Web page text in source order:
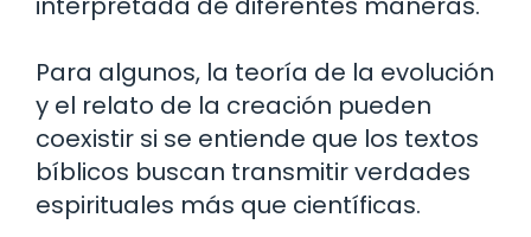
Para algunos, la teoría de la evolución
y el relato de la creación pueden
coexistir si se entiende que los textos
bíblicos buscan transmitir verdades
espirituales más que científicas.